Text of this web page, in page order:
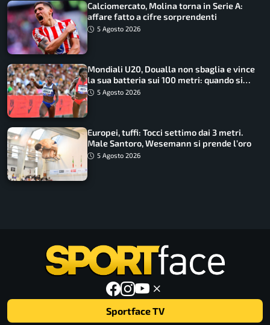
Calciomercato, Molina torna in Serie A:
affare fatto a cifre sorprendenti
5 Agosto 2026
Mondiali U20, Doualla non sbaglia e vince
la sua batteria sui 100 metri: quando si
disputano le finali
5 Agosto 2026
Europei, tuffi: Tocci settimo dai 3 metri.
Male Santoro, Wesemann si prende l’oro
5 Agosto 2026
Sportface TV